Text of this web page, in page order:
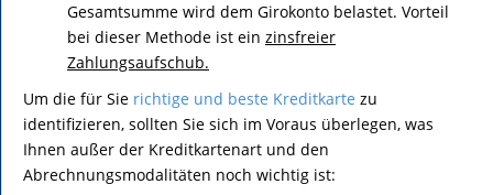
Gesamtsumme wird dem Girokonto belastet. Vorteil
bei dieser Methode ist ein zinsfreier
Zahlungsaufschub.
Um die für Sie richtige und beste Kreditkarte zu
identifizieren, sollten Sie sich im Voraus überlegen, was
Ihnen außer der Kreditkartenart und den
Abrechnungsmodalitäten noch wichtig ist: